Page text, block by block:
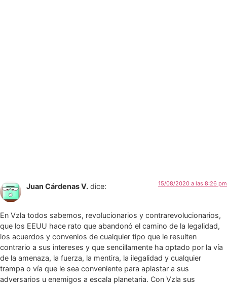
Juan Cárdenas V. dice: 15/08/2020 a las 8:26 pm
En Vzla todos sabemos, revolucionarios y contrarevolucionarios,
que los EEUU hace rato que abandonó el camino de la legalidad,
los acuerdos y convenios de cualquier tipo que le resulten
contrario a sus intereses y que sencillamente ha optado por la vía
de la amenaza, la fuerza, la mentira, la ilegalidad y cualquier
trampa o vía que le sea conveniente para aplastar a sus
adversarios u enemigos a escala planetaria. Con Vzla sus